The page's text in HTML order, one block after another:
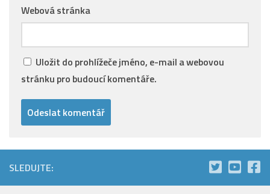
Webová stránka
Uložit do prohlížeče jméno, e-mail a webovou
stránku pro budoucí komentáře.
SLEDUJTE: